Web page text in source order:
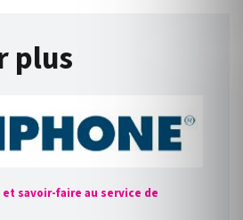
plus
savoir-faire au service de